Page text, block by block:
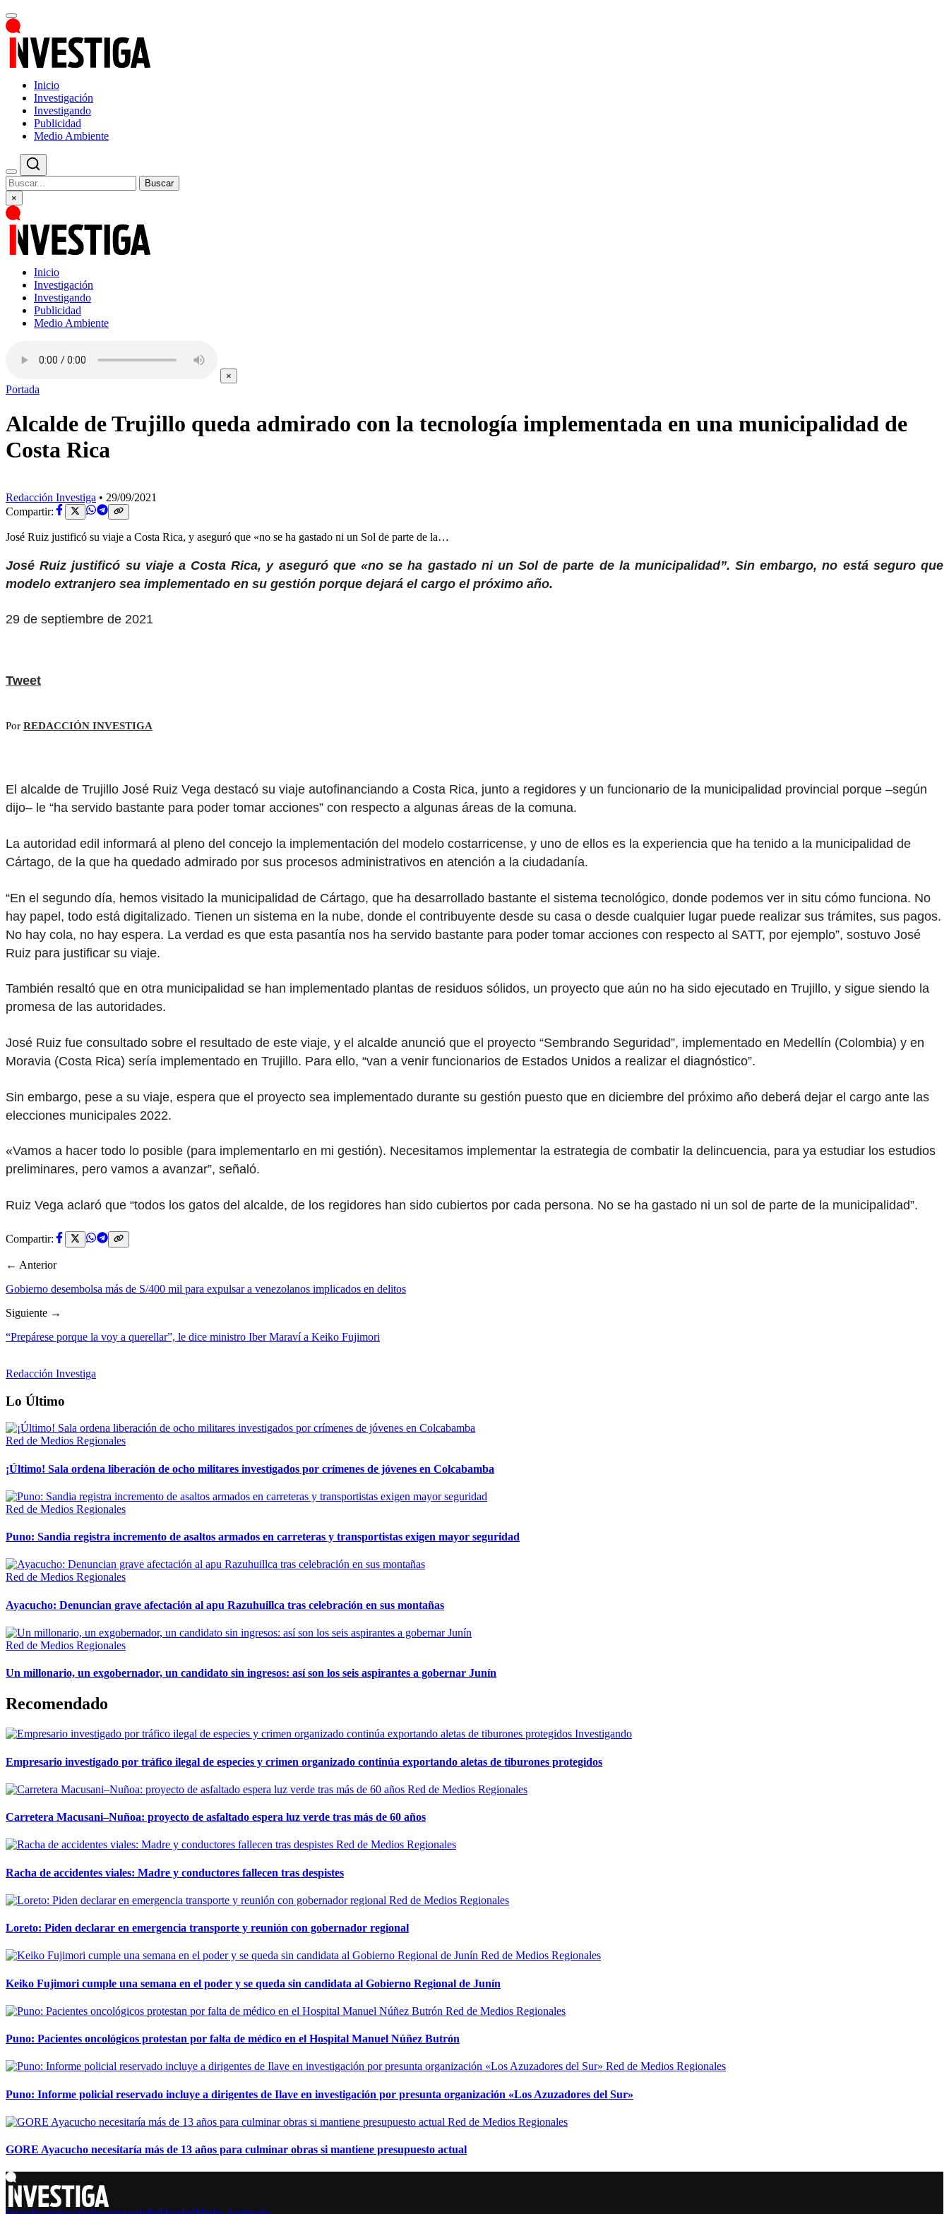
Inicio
Investigación
Investigando
Publicidad
Medio Ambiente
Buscar
×
Inicio
Investigación
Investigando
Publicidad
Medio Ambiente
×
Portada
Alcalde de Trujillo queda admirado con la tecnología implementada en una municipalidad de
Costa Rica
Redacción Investiga • 29/09/2021
Compartir:
José Ruiz justificó su viaje a Costa Rica, y aseguró que «no se ha gastado ni un Sol de parte de la…
José Ruiz justificó su viaje a Costa Rica, y aseguró que «no se ha gastado ni un Sol de parte de la municipalidad”. Sin embargo, no está seguro que
modelo extranjero sea implementado en su gestión porque dejará el cargo el próximo año.
29 de septiembre de 2021
Tweet
Por REDACCIÓN INVESTIGA
El alcalde de Trujillo José Ruiz Vega destacó su viaje autofinanciando a Costa Rica, junto a regidores y un funcionario de la municipalidad provincial porque –según
dijo– le “ha servido bastante para poder tomar acciones” con respecto a algunas áreas de la comuna.
La autoridad edil informará al pleno del concejo la implementación del modelo costarricense, y uno de ellos es la experiencia que ha tenido a la municipalidad de
Cártago, de la que ha quedado admirado por sus procesos administrativos en atención a la ciudadanía.
“En el segundo día, hemos visitado la municipalidad de Cártago, que ha desarrollado bastante el sistema tecnológico, donde podemos ver in situ cómo funciona. No
hay papel, todo está digitalizado. Tienen un sistema en la nube, donde el contribuyente desde su casa o desde cualquier lugar puede realizar sus trámites, sus pagos.
No hay cola, no hay espera. La verdad es que esta pasantía nos ha servido bastante para poder tomar acciones con respecto al SATT, por ejemplo”, sostuvo José
Ruiz para justificar su viaje.
También resaltó que en otra municipalidad se han implementado plantas de residuos sólidos, un proyecto que aún no ha sido ejecutado en Trujillo, y sigue siendo la
promesa de las autoridades.
José Ruiz fue consultado sobre el resultado de este viaje, y el alcalde anunció que el proyecto “Sembrando Seguridad”, implementado en Medellín (Colombia) y en
Moravia (Costa Rica) sería implementado en Trujillo. Para ello, “van a venir funcionarios de Estados Unidos a realizar el diagnóstico”.
Sin embargo, pese a su viaje, espera que el proyecto sea implementado durante su gestión puesto que en diciembre del próximo año deberá dejar el cargo ante las
elecciones municipales 2022.
«Vamos a hacer todo lo posible (para implementarlo en mi gestión). Necesitamos implementar la estrategia de combatir la delincuencia, para ya estudiar los estudios
preliminares, pero vamos a avanzar”, señaló.
Ruiz Vega aclaró que “todos los gatos del alcalde, de los regidores han sido cubiertos por cada persona. No se ha gastado ni un sol de parte de la municipalidad”.
Compartir:
← Anterior
Gobierno desembolsa más de S/400 mil para expulsar a venezolanos implicados en delitos
Siguiente →
“Prepárese porque la voy a querellar”, le dice ministro Iber Maraví a Keiko Fujimori
Redacción Investiga
Lo Último
Red de Medios Regionales
¡Último! Sala ordena liberación de ocho militares investigados por crímenes de jóvenes en Colcabamba
Red de Medios Regionales
Puno: Sandia registra incremento de asaltos armados en carreteras y transportistas exigen mayor seguridad
Red de Medios Regionales
Ayacucho: Denuncian grave afectación al apu Razuhuillca tras celebración en sus montañas
Red de Medios Regionales
Un millonario, un exgobernador, un candidato sin ingresos: así son los seis aspirantes a gobernar Junín
Recomendado
Investigando
Empresario investigado por tráfico ilegal de especies y crimen organizado continúa exportando aletas de tiburones protegidos
Red de Medios Regionales
Carretera Macusani–Nuñoa: proyecto de asfaltado espera luz verde tras más de 60 años
Red de Medios Regionales
Racha de accidentes viales: Madre y conductores fallecen tras despistes
Red de Medios Regionales
Loreto: Piden declarar en emergencia transporte y reunión con gobernador regional
Red de Medios Regionales
Keiko Fujimori cumple una semana en el poder y se queda sin candidata al Gobierno Regional de Junín
Red de Medios Regionales
Puno: Pacientes oncológicos protestan por falta de médico en el Hospital Manuel Núñez Butrón
Red de Medios Regionales
Puno: Informe policial reservado incluye a dirigentes de Ilave en investigación por presunta organización «Los Azuzadores del Sur»
Red de Medios Regionales
GORE Ayacucho necesitaría más de 13 años para culminar obras si mantiene presupuesto actual